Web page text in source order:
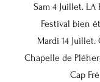
Sam 4 Juillet. LA
Festival bien
Mardi 14 Juillet.
Chapelle de
Cap